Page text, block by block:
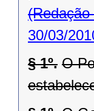
30/03/
§ 1º. O